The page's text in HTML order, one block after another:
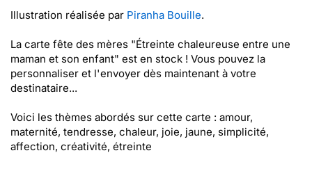
Illustration réalisée par Piranha Bouille.
La carte fête des mères "Étreinte chaleureuse entre une
maman et son enfant" est en stock ! Vous pouvez la
personnaliser et l'envoyer dès maintenant à votre
destinataire...
Voici les thèmes abordés sur cette carte : amour,
maternité, tendresse, chaleur, joie, jaune, simplicité,
affection, créativité, étreinte